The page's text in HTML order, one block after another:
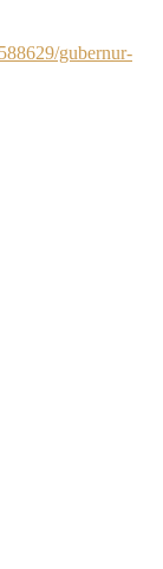
gubernur-